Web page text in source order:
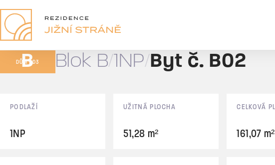
DŮM BD3
B Blok B 1NP Byt č. B02
Základní údaje
PODLAŽÍ
1NP
UŽITNÁ PLOCHA
51,28 m²
CELKOVÁ
161,07 m²
B02
161,07 m²
Prodáno